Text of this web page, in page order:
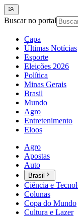
Buscar no portal
Capa
Últimas Notícias
Esporte
Eleições 2026
Política
Minas Gerais
Brasil
Mundo
Agro
Entretenimento
Eloos
Agro
Apostas
Auto
Brasil
Ciência e
Colunas
Copa do Mundo
Cultura e Lazer